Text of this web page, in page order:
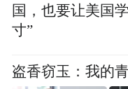
国，也要让美国
寸”
盗香窃玉：我的